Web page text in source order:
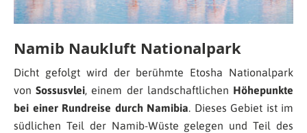
Namib Naukluft Nationalpark
Dicht gefolgt wird der berühmte Etosha Nationalpark
vonSossusvlei, einem der landschaftlichen Höhepunkte
bei einer Rundreise durch Namibia. Dieses Gebiet ist im
südlichen Teil der Namib-Wüste gelegen und Teil des